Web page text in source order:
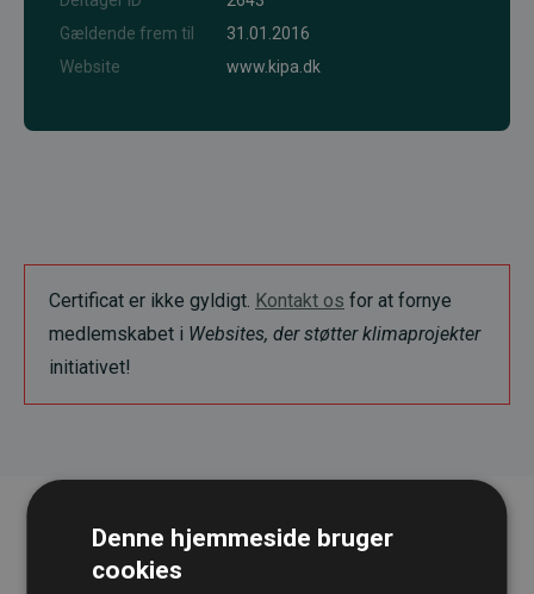
Gældende frem til
31.01.2016
Website
www.kipa.dk
Certificat er ikke gyldigt. Kontakt os for at fornye
medlemskabet i Websites, der støtter klimaprojekter
initiativet!
Denne hjemmeside bruger
cookies